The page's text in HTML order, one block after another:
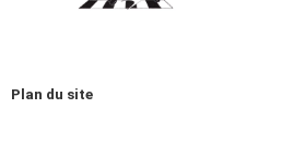
Plan du site